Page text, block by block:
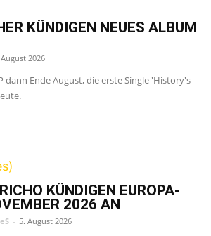
KÜNDIGEN NEUES ALBUM
2026
dann Ende August, die erste Single 'History's
KÜNDIGEN EUROPA-
2026 AN
- 5. August 2026